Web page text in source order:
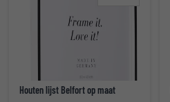
Houten lijst Belfort op maat